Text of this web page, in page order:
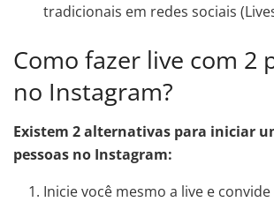
tradicionais em redes sociais
Como fazer live com 2
no Instagram?
Existem 2 alternativas para iniciar
pessoas no Instagram:
Inicie você mesmo a live e